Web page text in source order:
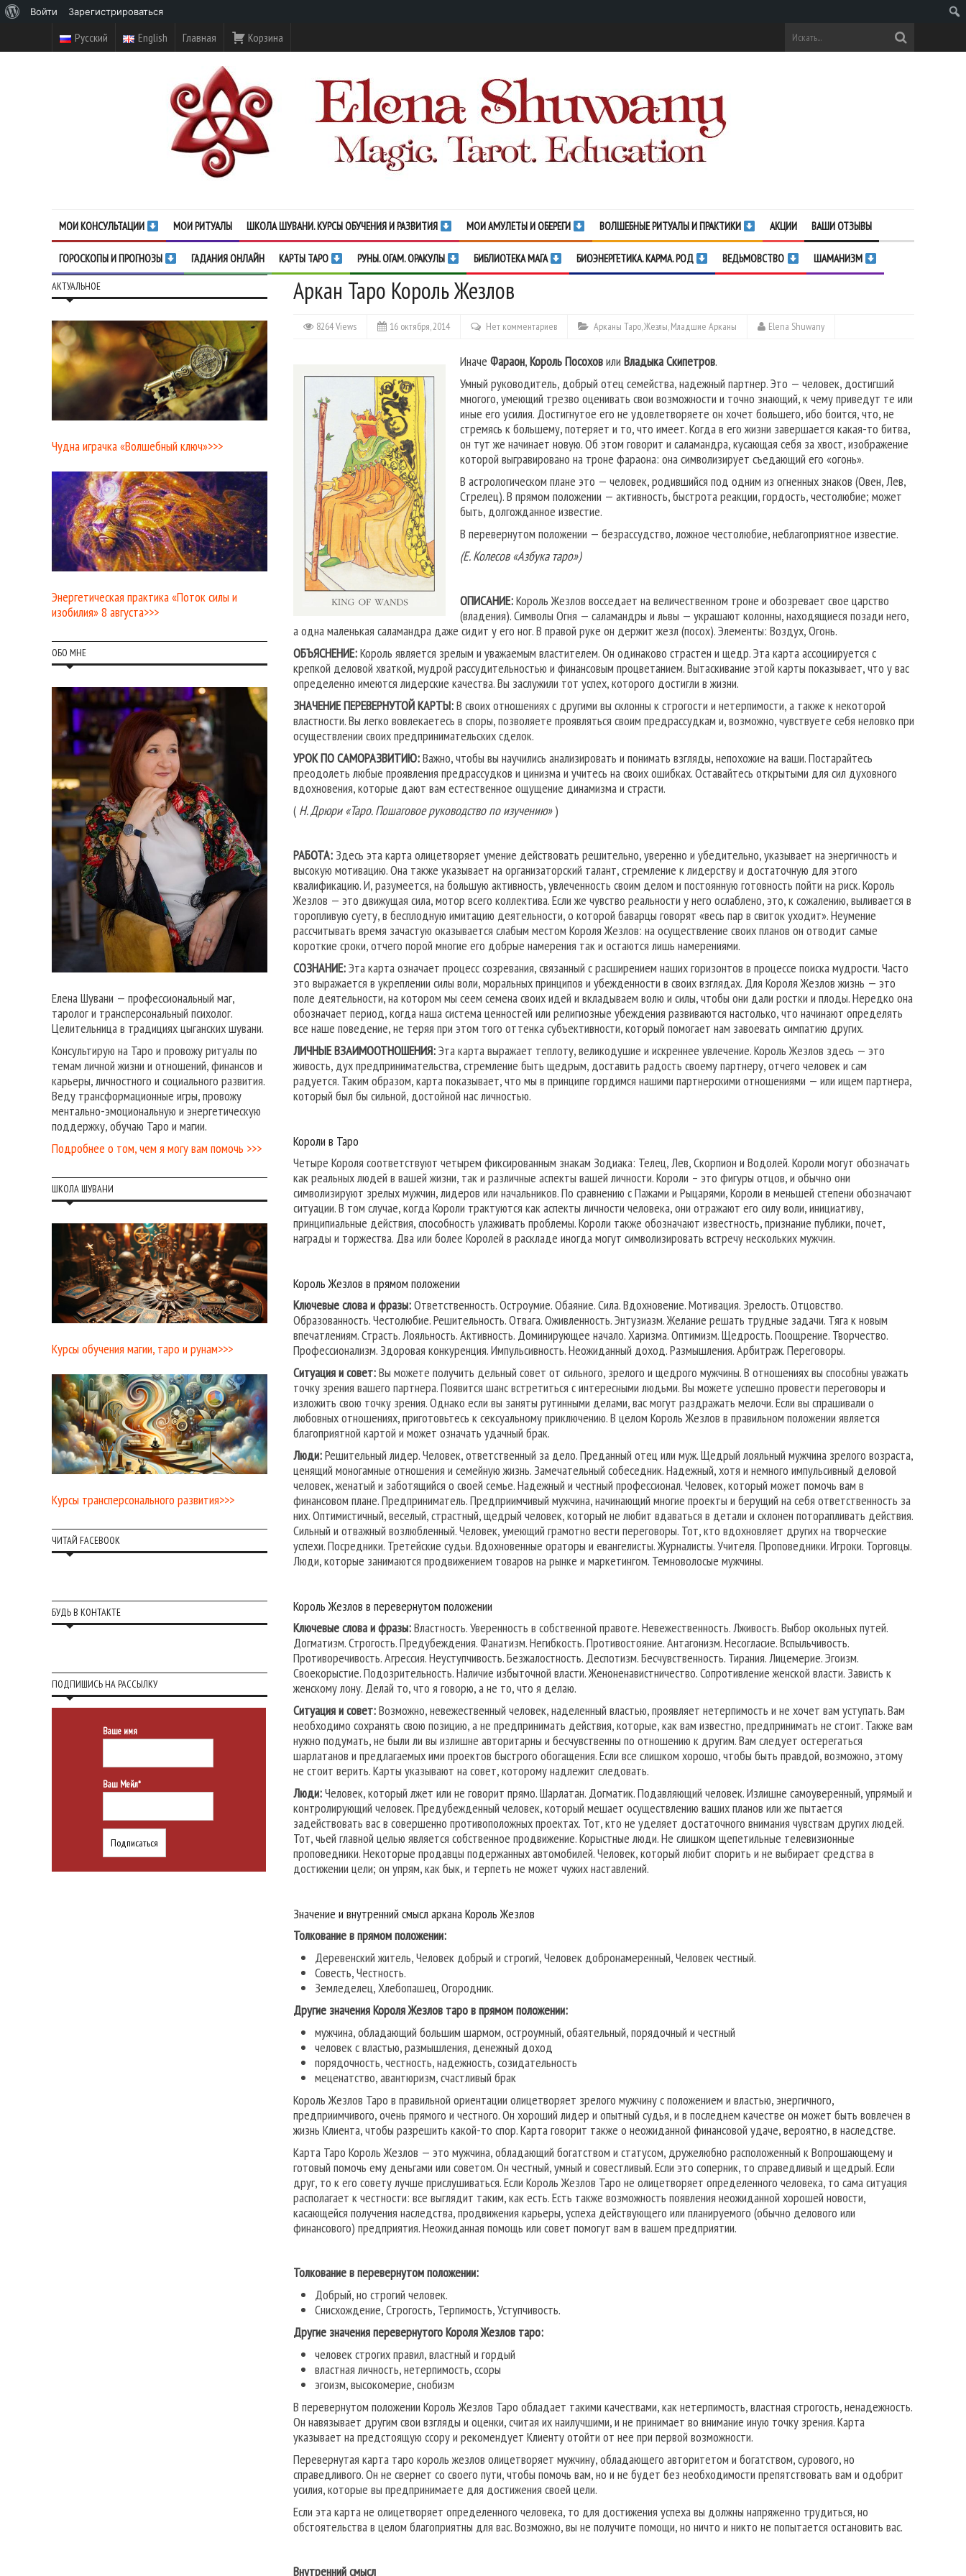
Русский English Главная Корзина
МОИ КОНСУЛЬТАЦИИ МОИ РИТУАЛЫ ШКОЛА ШУВАНИ. КУРСЫ ОБУЧЕНИЯ И РАЗВИТИЯ МОИ АМУЛЕТЫ И ОБЕРЕГИ ВОЛШЕБНЫЕ РИТУАЛЫ И ПРАКТИКИ АКЦИИ ВАШИ ОТЗЫВЫ
ГОРОСКОПЫ И ПРОГНОЗЫ ГАДАНИЯ ОНЛАЙН КАРТЫ ТАРО РУНЫ. ОГАМ. ОРАКУЛЫ БИБЛИОТЕКА МАГА БИОЭНЕРГЕТИКА. КАРМА. РОД ВЕДЬМОВСТВО ШАМАНИЗМ
Аркан Таро Король Жезлов
8264 Views 16 октября, 2014 Нет комментариев Арканы Таро,Жезлы,Младшие Арканы Elena Shuwany
Иначе Фараон,Король Посоховили Владыка Скипетров.
Умный руководитель, добрый отец семейства, надежный партнер. Это — человек, достигший
многого, умеющий трезво оценивать свои возможности и точно знающий, к чему приведут те или
иные его усилия. Достигнутое его не удовлетворяете он хочет большего, ибо боится, что, не
стремясь к большему, потеряет и то, что имеет. Когда в его жизни завершается какая-то битва,
он тут же начинает новую. Об этом говорит и саламандра, кусающая себя за хвост, изображение
которой выгравировано на троне фараона: она символизирует съедающий его «огонь».
В астрологическом плане это — человек, родившийся под одним из огненных знаков (Овен, Лев,
Стрелец). В прямом положении — активность, быстрота реакции, гордость, честолюбие; может
быть, долгожданное известие.
В перевернутом положении — безрассудство, ложное честолюбие, неблагоприятное известие.
(Е. Колесов «Азбука таро»)
ОПИСАНИЕ:Король Жезлов восседает на величественном троне и обозревает свое царство
(владения). Символы Огня — саламандры и львы — украшают колонны, находящиеся поза­ди него,
а одна маленькая саламандра даже сидит у его ног. В правой руке он держит жезл (посох). Элементы: Воздух, Огонь.
ОБЪЯСНЕНИЕ:Король является зрелым и уважаемым властителем. Он одинаково страстен и щедр. Эта карта ассоциирует­ся с
крепкой деловой хваткой, мудрой рассудительностью и финансовым процветанием. Вытаскивание этой карты показывает, что у вас
определенно имеются лидерские качества. Вы заслужили тот успех, которого достигли в жизни.
ЗНАЧЕНИЕ ПЕРЕВЕРНУТОЙ КАРТЫ:В своих отношениях с другими вы склонны к строгости и нетерпимости, а также к некоторой
властности. Вы легко вовлекаетесь в споры, позволяете проявляться своим предрассудкам и, возможно, чувствуете се­бя неловко при
осуществлении своих предпринимательских сделок.
УРОК ПО САМОРАЗВИТИЮ:Важно, чтобы вы научились анализировать и пони­мать взгляды, непохожие на ваши. Постарайтесь
преодолеть любые проявления предрассудков и цинизма и учитесь на своих ошибках. Оставайтесь открытыми для сил духовного
вдохновения, которые дают вам естественное ощущение динамизма и страсти.
( Н. Дрюри «Таро. Пошаговое руководство по изучению»)
РАБОТА: Здесь эта карта олицетворяет умение действовать решительно, уверенно и убедительно, указывает на энергичность и
высокую мотивацию. Она также указывает на организаторский талант, стремление к лидерству и достаточную для этого
квалификацию. И, разумеется, на большую активность, увлеченность своим делом и постоянную готовность пойти на риск. Король
Жезлов — это движущая сила, мотор всего коллектива. Если же чувство реальности у него ослаблено, это, к сожалению, выливается в
торопливую суету, в бесплодную имитацию деятельности, о которой баварцы говорят «весь пар в свиток уходит». Неумение
рассчитывать время зачастую оказывается слабым местом Короля Жезлов: на осуществление своих планов он отводит самые
короткие сроки, отчего порой многие его добрые намерения так и остаются лишь намерениями.
СОЗНАНИЕ:Эта карта означает процесс созревания, связанный с расширением наших горизонтов в процессе поиска мудрости. Часто
это выражается в укреплении силы воли, моральных принципов и убежденности в своих взглядах. Для Короля Жезлов жизнь — это
поле деятельности, на котором мы сеем семена своих идей и вкладываем волю и силы, чтобы они дали ростки и плоды. Нередко она
обозначает период, когда наша система ценностей или религиозные убеждения развиваются настолько, что начинают определять
все наше поведение, не теряя при этом того оттенка субъективности, который помогает нам завоевать симпатию других.
ЛИЧНЫЕ ВЗАИМООТНОШЕНИЯ:Эта карта выражает теплоту, великодушие и искреннее увлечение. Король Жезлов здесь — это
живость, дух предпринимательства, стремление быть щедрым, доставить радость своему партнеру, отчего человек и сам
радуется. Таким образом, карта показывает, что мы в принципе гордимся нашими партнерскими отношениями — или ищем партнера,
который был бы сильной, достойной нас личностью.
Короли в Таро
Четыре Короля соответствуют четырем фиксированным знакам Зодиака: Телец, Лев, Скорпион и Водолей. Короли могут обозначать
как реальных людей в вашей жизни, так и различные аспекты вашей личности. Короли – это фигуры отцов, и обычно они
символизируют зрелых мужчин, лидеров или начальников. По сравнению с Пажами и Рыцарями, Короли в меньшей степени обозначают
ситуации. В том случае, когда Короли трактуются как аспекты личности человека, они отражают его силу воли, инициативу,
принципиальные действия, способность улаживать проблемы. Короли также обозначают известность, признание публики, почет,
награды и торжества. Два или более Королей в раскладе иногда могут символизировать встречу нескольких мужчин.
Король Жезлов в прямом положении
Ключевые слова и фразы:Ответственность. Остроумие. Обаяние. Сила. Вдохновение. Мотивация. Зрелость. Отцовство.
Образованность. Честолюбие. Решительность. Отвага. Оживленность. Энтузиазм. Желание решать трудные задачи. Тяга к новым
впечатлениям. Страсть. Лояльность. Активность. Доминирующее начало. Харизма. Оптимизм. Щедрость. Поощрение. Творчество.
Профессионализм. Здоровая конкуренция. Импульсивность. Неожиданный доход. Размышления. Арбитраж. Переговоры.
Ситуация и совет:Вы можете получить дельный совет от сильного, зрелого и щедрого мужчины. В отношениях вы способны уважать
точку зрения вашего партнера. Появится шанс встретиться с интересными людьми. Вы можете успешно провести переговоры и
изложить свою точку зрения. Однако если вы заняты рутинными делами, вас могут раздражать мелочи. Если вы спрашивали о
любовных отношениях, приготовьтесь к сексуальному приключению. В целом Король Жезлов в правильном положении является
благоприятной картой и может означать удачный брак.
Люди:Решительный лидер. Человек, ответственный за дело. Преданный отец или муж. Щедрый лояльный мужчина зрелого возраста,
ценящий моногамные отношения и семейную жизнь. Замечательный собеседник. Надежный, хотя и немного импульсивный деловой
человек, женатый и заботящийся о своей семье. Надежный и честный профессионал. Человек, который может помочь вам в
финансовом плане. Предприниматель. Предприимчивый мужчина, начинающий многие проекты и берущий на себя ответственность за
них. Оптимистичный, веселый, страстный, щедрый человек, который не любит вдаваться в детали и склонен поторапливать действия.
Сильный и отважный возлюбленный. Человек, умеющий грамотно вести переговоры. Тот, кто вдохновляет других на творческие
успехи. Посредники. Третейские судьи. Вдохновенные ораторы и евангелисты. Журналисты. Учителя. Проповедники. Игроки. Торговцы.
Люди, которые занимаются продвижением товаров на рынке и маркетингом. Темноволосые мужчины.
Король Жезлов в перевернутом положении
Ключевые слова и фразы:Властность. Уверенность в собственной правоте. Невежественность. Лживость. Выбор окольных путей.
Догматизм. Строгость. Предубеждения. Фанатизм. Негибкость. Противостояние. Антагонизм. Несогласие. Вспыльчивость.
Противоречивость. Агрессия. Неуступчивость. Безжалостность. Деспотизм. Бесчувственность. Тирания. Лицемерие. Эгоизм.
Своекорыстие. Подозрительность. Наличие избыточной власти. Женоненавистничество. Сопротивление женской власти. Зависть к
женскому лону. Делай то, что я говорю, а не то, что я делаю.
Ситуация и совет:Возможно, невежественный человек, наделенный властью, проявляет нетерпимость и не хочет вам уступать. Вам
необходимо сохранять свою позицию, а не предпринимать действия, которые, как вам известно, предпринимать не стоит. Также вам
нужно подумать, не были ли вы излишне авторитарны и бесчувственны по отношению к другим. Вам следует остерегаться
шарлатанов и предлагаемых ими проектов быстрого обогащения. Если все слишком хорошо, чтобы быть правдой, возможно, этому
не стоит верить. Карты указывают на совет, которому надлежит следовать.
Люди:Человек, который лжет или не говорит прямо. Шарлатан. Догматик. Подавляющий человек. Излишне самоуверенный, упрямый и
контролирующий человек. Предубежденный человек, который мешает осуществлению ваших планов или же пытается
задействовать вас в совершенно противоположных проектах. Тот, кто не уделяет достаточного внимания чувствам других людей.
Тот, чьей главной целью является собственное продвижение. Корыстные люди. Не слишком щепетильные телевизионные
проповедники. Некоторые продавцы подержанных автомобилей. Человек, который любит спорить и не выбирает средства в
достижении цели; он упрям, как бык, и терпеть не может чужих наставлений.
Значение и внутренний смысл аркана Король Жезлов
Толкование в прямом положении:
Деревенский житель, Человек добрый и строгий, Человек добронамеренный, Человек честный.
Совесть, Честность.
Земледелец, Хлебопашец, Огородник.
Другие значения Короля Жезлов таро в прямом положении:
мужчина, обладающий большим шармом, остроумный, обаятельный, порядочный и честный
человек с властью, размышления, денежный доход
порядочность, честность, надежность, созидательность
меценатство, авантюризм, счастливый брак
Король Жезлов Таро в правильной ориентации олицетворяет зрелого мужчину с положением и властью, энергичного,
предприимчивого, очень прямого и честного. Он хороший лидер и опытный судья, и в последнем качестве он может быть вовлечен в
жизнь Клиента, чтобы разрешить какой-то спор. Карта говорит также о неожиданной финансовой удаче, вероятно, в наследстве.
Карта Таро Король Жезлов — это мужчина, обладающий богатством и статусом, дружелюбно расположенный к Вопрошающему и
готовый помочь ему деньгами или советом. Он честный, умный и совестливый. Если это соперник, то справедливый и щедрый. Если
друг, то к его совету лучше прислушиваться. Если Король Жезлов Таро не олицетворяет определенного человека, то сама ситуация
располагает к честности: все выглядит таким, как есть. Есть также возможность появления неожиданной хорошей новости,
касающейся получения наследства, продвижения карьеры, успеха действующего или планируемого (обычно делового или
финансового) предприятия. Неожиданная помощь или совет помогут вам в вашем предприятии.
Толкование в перевернутом положении:
Добрый, но строгий человек.
Снисхождение, Строгость, Терпимость, Уступчивость.
Другие значения перевернутого Короля Жезлов таро:
человек строгих правил, властный и гордый
властная личность, нетерпимость, ссоры
эгоизм, высокомерие, снобизм
В перевернутом положении Король Жезлов Таро обладает такими качествами, как нетерпимость, властная строгость, ненадежность.
Он навязывает другим свои взгляды и оценки, считая их наилучшими, и не принимает во внимание иную точку зрения. Карта
указывает на предстоящую ссору и рекомендует Клиенту отойти от нее при первой возможности.
Перевернутая карта таро король жезлов олицетворяет мужчину, обладающего авторитетом и богатством, сурового, но
справедливого. Он не свернет со своего пути, чтобы помочь вам, но и не будет без необходимости препятствовать вам и одобрит
усилия, которые вы предпринимаете для достижения своей цели.
Если эта карта не олицетворяет определенного человека, то для достижения успеха вы должны напряженно трудиться, но
обстоятельства в целом благоприятны для вас. Возможно, вы не получите помощи, но ничто и никто не попытается остановить вас.
Внутренний смысл
АКТУАЛЬНОЕ
Чудна играчка «Волшебный ключ»>>>
Энергетическая практика «Поток силы и
изобилия» 8 августа>>>
ОБО МНЕ
Елена Шувани — профессиональный маг,
таролог и трансперсональный психолог.
Целительница в традициях цыганских шувани.
Консультирую на Таро и провожу ритуалы по
темам личной жизни и отношений, финансов и
карьеры, личностного и социального развития.
Веду трансформационные игры, провожу
ментально-эмоциональную и энергетическую
поддержку, обучаю Таро и магии.
Подробнее о том, чем я могу вам помочь >>>
ШКОЛА ШУВАНИ
Курсы обучения магии, таро и рунам>>>
Курсы трансперсонального развития>>>
ЧИТАЙ FACEBOOK
БУДЬ В КОНТАКТЕ
ПОДПИШИСЬ НА РАССЫЛКУ
Ваше имя
Ваш Мейл*
WordPress
Войти Зарегистрироваться